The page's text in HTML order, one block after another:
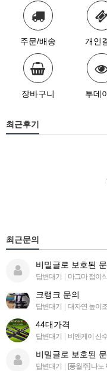
주문/배송 개인
장바구니 투데
최근후기
최근문의
비밀글로 보호된
답변대기 | 마그마 접이
크랭크 문의
답변대기 | 대자연 높이
44대가격
답변대기 | 비앤케이 산
비밀글로 보호된
답변대기 | [풍월주] 나노